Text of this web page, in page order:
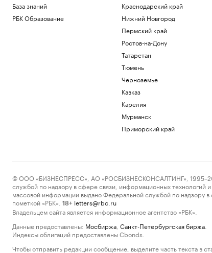
База знаний
РБК Образование
Краснодарский край
Нижний Новгород
Пермский край
Ростов-на-Дону
Татарстан
Тюмень
Черноземье
Кавказ
Карелия
Мурманск
Приморский край
© ООО «БИЗНЕСПРЕСС», АО «РОСБИЗНЕСКОНСАЛТИНГ»,
службой по надзору в сфере связи, информационных технологий
массовой информации выдано Федеральной службой по надзору
пометкой «РБК».
18+ letters@rbc.ru
Владельцем сайта является информационное агентство «РБК».
Данные предоставлены: Мосбиржа Санкт-Петербургская биржа
Индексы облигаций предоставлены Cbonds.
Чтобы отправить редакции сообщение, выделите часть текста в